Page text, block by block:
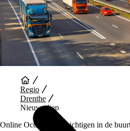
Auto Diensten
Regio
Drenthe
Nieuwediep
Online Occasions bezichtigen in de